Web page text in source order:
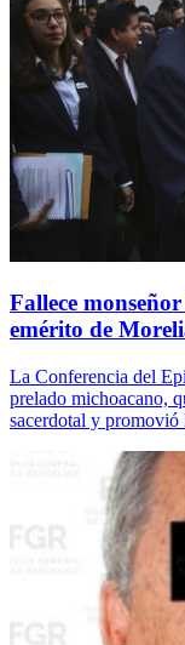
Fallece
emérito de
La Conferencia del
prelado michoacano,
sacerdotal y